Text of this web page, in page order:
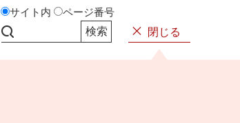
サイト内 ページ番号
閉じる